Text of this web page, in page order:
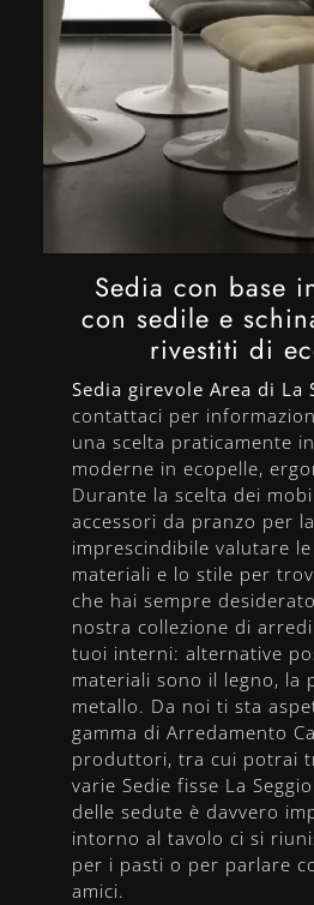
Sedia con base
con sedile e
rivestiti di
Sedia girevole Area di La
contattaci per
una scelta praticamente
moderne in ecopelle,
Durante la scelta dei
accessori da pranzo per
imprescindibile valutare
materiali e lo stile per
che hai sempre
nostra collezione di
tuoi interni: alternative
materiali sono il legno, la
metallo. Da noi ti sta
gamma di Arredamento
produttori, tra cui potrai
varie Sedie fisse La
delle sedute è davvero
intorno al tavolo ci si
per i pasti o per parlare
amici.